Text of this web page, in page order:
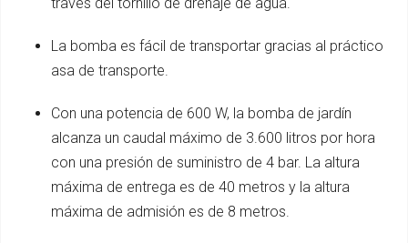
La bomba es fácil de transportar gracias al práctico
asa de transporte.
Con una potencia de 600 W, la bomba de jardín
alcanza un caudal máximo de 3.600 litros por hora
con una presión de suministro de 4 bar. La altura
máxima de entrega es de 40 metros y la altura
máxima de admisión es de 8 metros.